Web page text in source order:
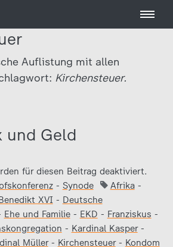
Auflistung mit allen
Kirchensteuer.
und Geld
für diesen Beitrag deaktiviert.
- Synode Afrika-
XVI - Deutsche
Ehe und Familie- EKD - Franziskus -
- Kardinal Kasper-
Müller- Kirchensteuer- Kondom